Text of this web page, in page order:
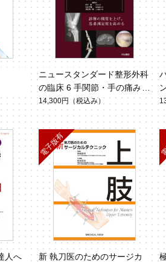
ニュースタンダード整形外科
の臨床 6 手関節・手の痛みと
障害
14,300円 （税込み）
ン
人へ
新 執刀医のためのサージカ